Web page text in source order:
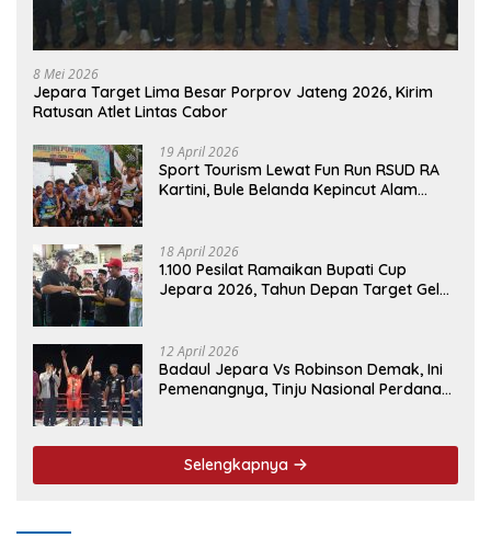
8 Mei 2026
Jepara Target Lima Besar Porprov Jateng 2026, Kirim
Ratusan Atlet Lintas Cabor
19 April 2026
Sport Tourism Lewat Fun Run RSUD RA
Kartini, Bule Belanda Kepincut Alam
18 April 2026
1.100 Pesilat Ramaikan Bupati Cup
Jepara 2026, Tahun Depan Target Gelar
12 April 2026
Badaul Jepara Vs Robinson Demak, Ini
Pemenangnya, Tinju Nasional Perdana
Selengkapnya